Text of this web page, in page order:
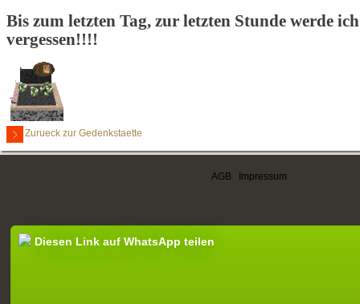
Bis zum letzten Tag, zur letzten Stunde werde
vergessen!!!!
Zurueck zur Gedenkstaette
AGB Impressum
Diesen Link auf WhatsApp teilen